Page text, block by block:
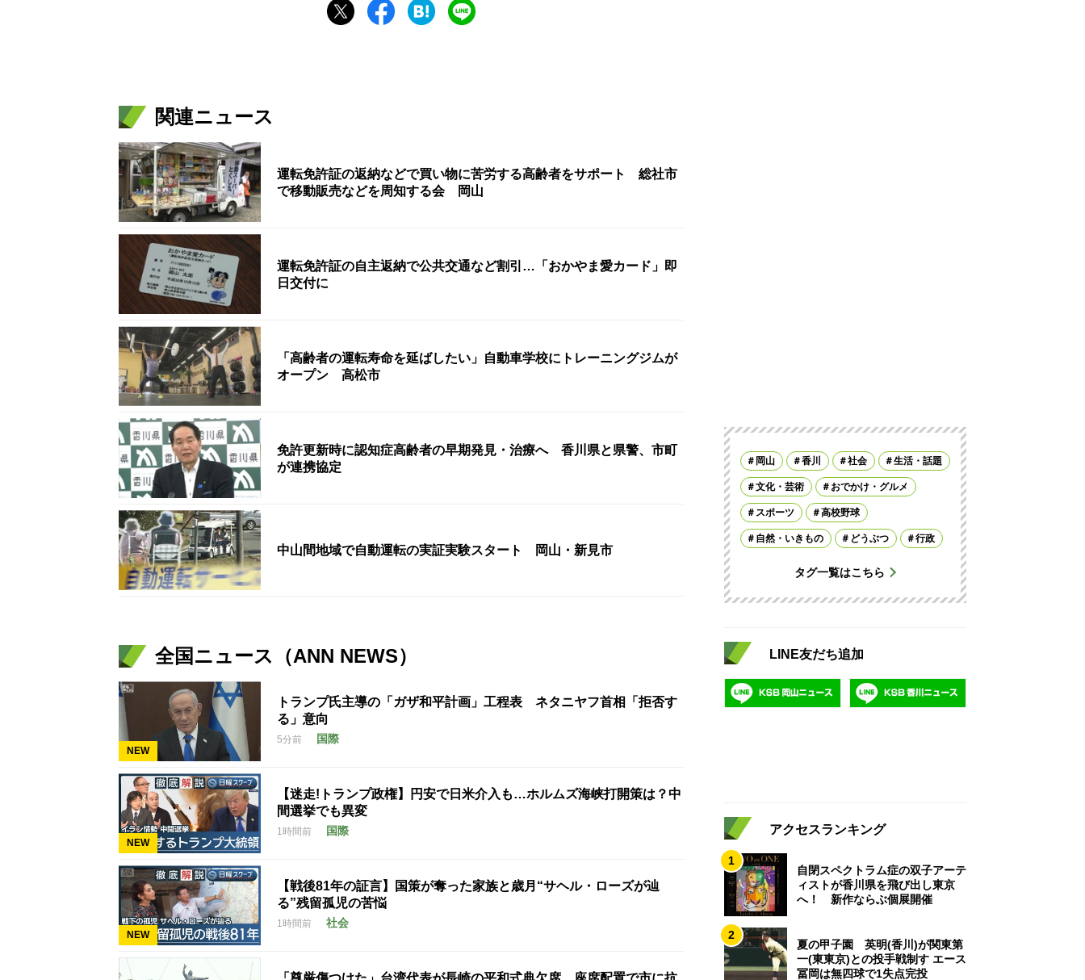
関連ニュース
運転免許証の返納などで買い物に苦労する高齢者をサポート 総社市
で移動販売などを周知する会 岡山
運転免許証の自主返納で公共交通など割引…「おかやま愛カード」即
日交付に
「高齢者の運転寿命を延ばしたい」自動車学校にトレーニングジムが
オープン 高松市
免許更新時に認知症高齢者の早期発見・治療へ 香川県と県警、市町
が連携協定
中山間地域で自動運転の実証実験スタート 岡山・新見市
全国ニュース（ANN NEWS）
NEW
トランプ氏主導の「ガザ和平計画」工程表 ネタニヤフ首相「拒否す
る」意向
5分前 国際
NEW
【迷走!トランプ政権】円安で日米介入も…ホルムズ海峡打開策は？中
間選挙でも異変
1時間前 国際
NEW
【戦後81年の証言】国策が奪った家族と歳月“サヘル・ローズが辿
る”残留孤児の苦悩
1時間前 社会
岡山 香川 社会 生活・話題
文化・芸術 おでかけ・グルメ
スポーツ 高校野球
自然・いきもの どうぶつ 行政
タグ一覧はこちら
LINE友だち追加
アクセスランキング
1
自閉スペクトラム症の双子アーテ
ィストが香川県を飛び出し東京
へ！ 新作ならぶ個展開催
2
夏の甲子園 英明(香川)が関東第
一(東東京)との投手戦制す エース
冨岡は無四球で1失点完投